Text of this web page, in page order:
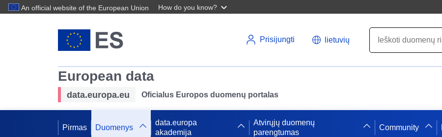
An official website of the European Union How do you know?
Prisijungti lietuvių
European data
data.europa.eu Oficialus Europos duomenų portalas
Pirmas Duomenys
data.europa
akademija
Atvirųjų duomenų
parengtumas
Community